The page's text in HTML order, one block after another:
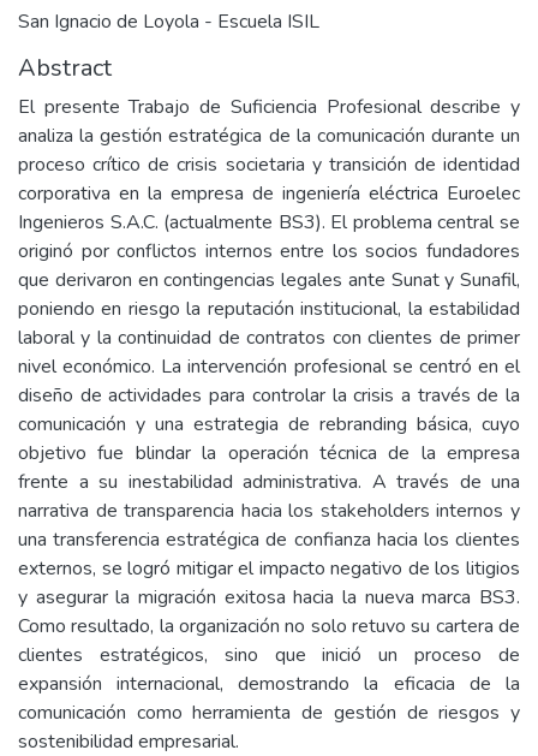
San Ignacio de Loyola - Escuela ISIL
Abstract
El presente Trabajo de Suficiencia Profesional describe y
analiza la gestión estratégica de la comunicación durante un
proceso crítico de crisis societaria y transición de identidad
corporativa en la empresa de ingeniería eléctrica Euroelec
Ingenieros S.A.C. (actualmente BS3). El problema central se
originó por conflictos internos entre los socios fundadores
que derivaron en contingencias legales ante Sunat y Sunafil,
poniendo en riesgo la reputación institucional, la estabilidad
laboral y la continuidad de contratos con clientes de primer
nivel económico. La intervención profesional se centró en el
diseño de actividades para controlar la crisis a través de la
comunicación y una estrategia de rebranding básica, cuyo
objetivo fue blindar la operación técnica de la empresa
frente a su inestabilidad administrativa. A través de una
narrativa de transparencia hacia los stakeholders internos y
una transferencia estratégica de confianza hacia los clientes
externos, se logró mitigar el impacto negativo de los litigios
y asegurar la migración exitosa hacia la nueva marca BS3.
Como resultado, la organización no solo retuvo su cartera de
clientes estratégicos, sino que inició un proceso de
expansión internacional, demostrando la eficacia de la
comunicación como herramienta de gestión de riesgos y
sostenibilidad empresarial.